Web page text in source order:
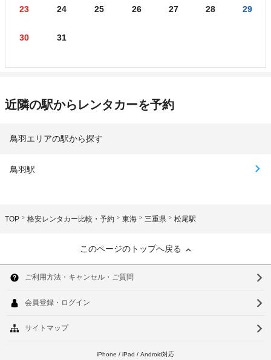
23 24 25 26 27 28 29
30 31
近隣の駅からレンタカーを予約
鳥羽エリアの駅から探す
鳥羽駅
TOP 格安レンタカー比較・予約 東海 三重県 松尾駅
このページのトップへ戻る